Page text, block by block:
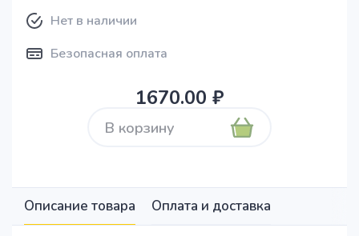
Нет в наличии
Безопасная оплата
1670.00 ₽
В корзину
Описание товара Оплата и доставка